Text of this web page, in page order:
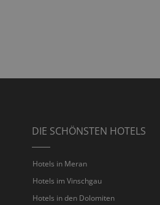
DIE SCHÖNSTEN HOTELS
Hotels in Meran
Hotels im Vinschgau
Hotels in den Dolomiten